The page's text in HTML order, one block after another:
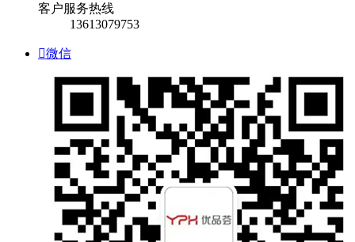
客户服务热线
13613079753
微信